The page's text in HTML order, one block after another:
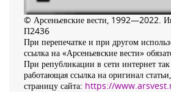
© Арсеньевские вести, 1992—2022.
П2436
При перепечатке и при другом
ссылка на «Арсеньевские вести»
При републикации в сети интернет так
работающая ссылка на оригинал
страницу сайта: https://